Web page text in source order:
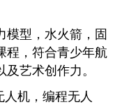
模型，水火箭，固
程，符合青少年航
艺术创作力。
机，编程无人